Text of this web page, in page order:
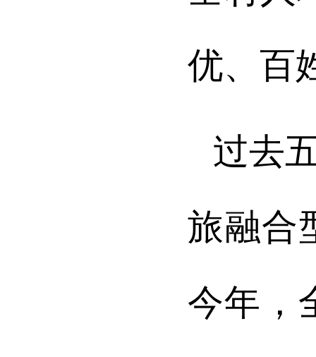
优、百
过去
旅融合
今年，